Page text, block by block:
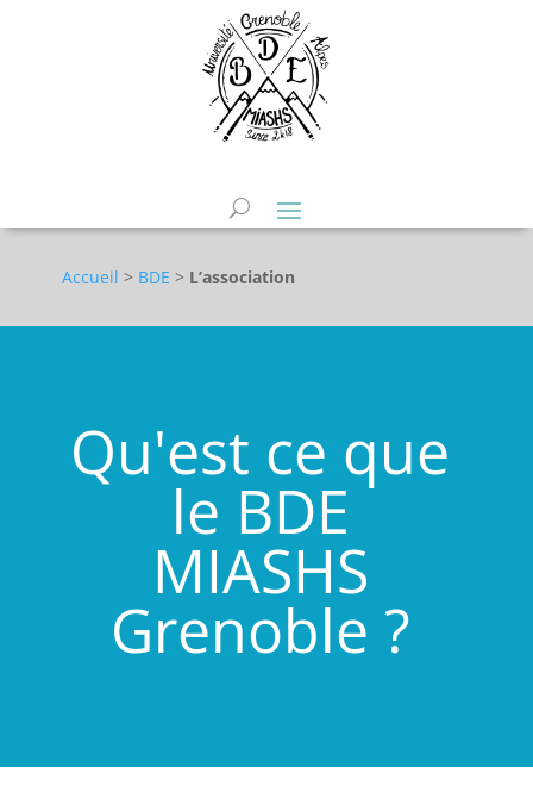
Accueil > BDE > L’association
Qu'est ce que
le BDE
MIASHS
Grenoble ?